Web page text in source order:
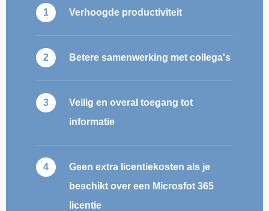
Verhoogde productiviteit
Betere samenwerking met collega's
Veilig en overal toegang tot
informatie
Geen extra licentiekosten als je
beschikt over een Microsfot 365
licentie